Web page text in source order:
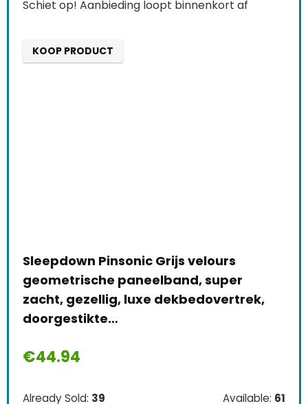
Schiet op! Aanbieding loopt binnenkort af
KOOP PRODUCT
Sleepdown Pinsonic Grijs velours
geometrische paneelband, super
zacht, gezellig, luxe dekbedovertrek,
doorgestikte…
€44.94
Already Sold: 39 Available: 61